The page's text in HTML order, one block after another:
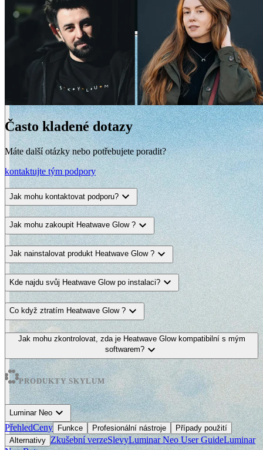
Často kladené dotazy
Máte další otázky nebo potřebujete poradit?
kontaktujte tým podpory
Jak mohu kontaktovat podporu? expand_more
Jak mohu zakoupit Heatwave Glow ? expand_more
Jak nainstalovat produkt Heatwave Glow ? expand_more
Kde najdu svůj Heatwave Glow po instalaci? expand_more
Co když ztratím Heatwave Glow ? expand_more
Jak mohu zkontrolovat, zda je Heatwave Glow kompatibilní s mým
softwarem?expand_more
PRODUKTY SKYLUM
Luminar Neo expand_more
PřehledCeny Funkce Profesionální nástroje
Případy použití
Alternativy Zkušební verzeSlevyLuminar Neo User GuideLuminar